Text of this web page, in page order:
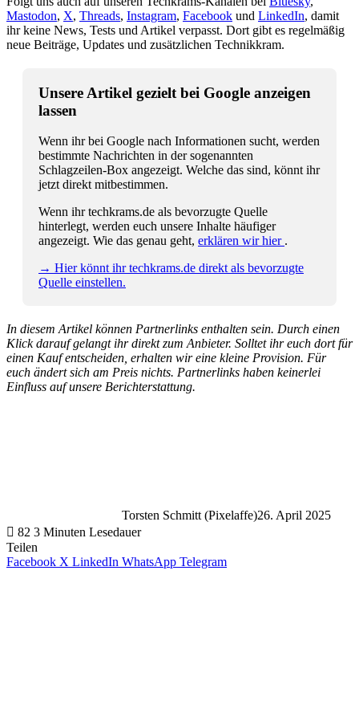
Mastodon, X, Threads, Instagram, Facebook und LinkedIn, damit
ihr keine News, Tests und Artikel verpasst. Dort gibt es regelmäßig
neue Beiträge, Updates und zusätzlichen Technikkram.
Unsere Artikel gezielt bei Google anzeigen
lassen
Wenn ihr bei Google nach Informationen sucht, werden
bestimmte Nachrichten in der sogenannten
Schlagzeilen-Box angezeigt. Welche das sind, könnt ihr
jetzt direkt mitbestimmen.
Wenn ihr techkrams.de als bevorzugte Quelle
hinterlegt, werden euch unsere Inhalte häufiger
angezeigt. Wie das genau geht, erklären wir hier .
→ Hier könnt ihr techkrams.de direkt als bevorzugte
Quelle einstellen.
In diesem Artikel können Partnerlinks enthalten sein. Durch einen
Klick darauf gelangt ihr direkt zum Anbieter. Solltet ihr euch dort für
einen Kauf entscheiden, erhalten wir eine kleine Provision. Für
euch ändert sich am Preis nichts. Partnerlinks haben keinerlei
Einfluss auf unsere Berichterstattung.
Torsten Schmitt (Pixelaffe)26. April 2025
82 3 Minuten Lesedauer
Teilen
Facebook X LinkedIn WhatsApp Telegram